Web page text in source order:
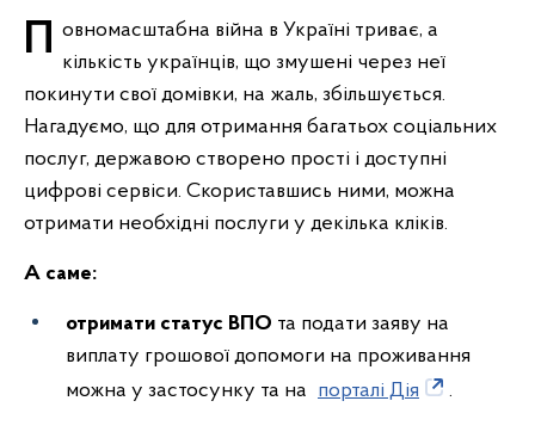
Повномасштабна війна в Україні триває, а кількість українців, що змушені через неї
покинути свої домівки, на жаль, збільшується.
Нагадуємо, що для отримання багатьох соціальних
послуг, державою створено прості і доступні
цифрові сервіси. Скориставшись ними, можна
отримати необхідні послуги у декілька кліків.
А саме:
отримати статус ВПО та подати заяву на
виплату грошової допомоги на проживання
можна у застосунку та на порталі Дія .